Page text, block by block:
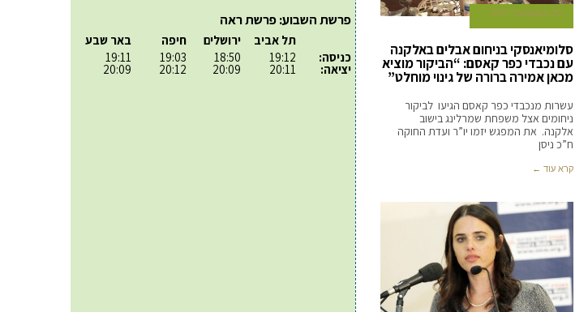
20 באוקטובר 2017
סלומיאנסקי בניחום אבלים באלקנה
עם נכבדי כפר קאסם: “הביקור מוציא
מכאן אמירה ברורה של גינוי מוחלט”
עשרות מנכבדי כפר קאסם הגיעו לביקור
ניחומים אצל משפחת שמרלינג בישוב
אלקנה. את המפגש יזמו יו”ר ועדת החוקה
ח”כ ניסן
קרא עוד ←
פרשת השבוע: פרשת ראה
כניסה:
יציאה:
תל אביב
19:12
20:11
ירושלים
18:50
20:09
חיפה
19:03
20:12
באר שבע
19:11
20:09